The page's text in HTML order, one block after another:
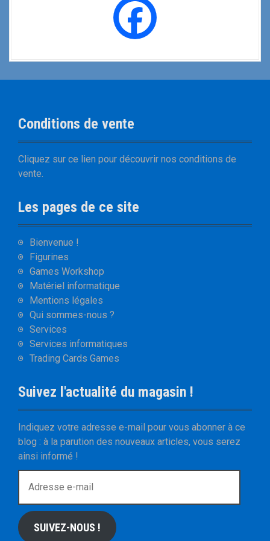
Conditions de vente
Cliquez sur ce lien pour découvrir nos conditions de
vente.
Les pages de ce site
Bienvenue !
Figurines
Games Workshop
Matériel informatique
Mentions légales
Qui sommes-nous ?
Services
Services informatiques
Trading Cards Games
Suivez l'actualité du magasin !
Indiquez votre adresse e-mail pour vous abonner à ce
blog : à la parution des nouveaux articles, vous serez
ainsi informé !
r
e
s
SUIVEZ-NOUS !